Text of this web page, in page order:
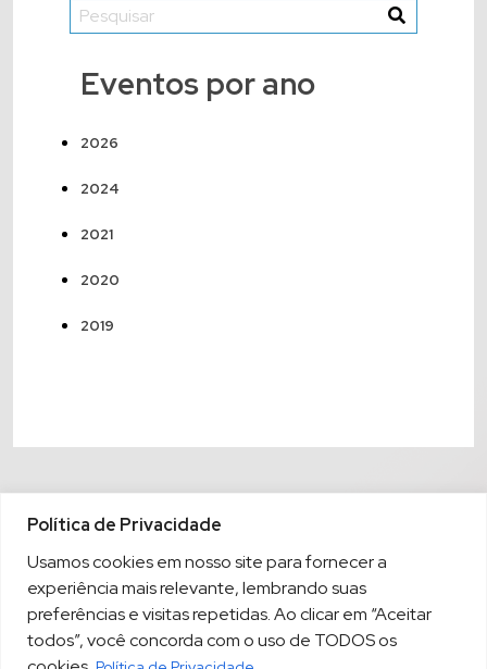
Política de Privacidade
Usamos cookies em nosso site para fornecer a
experiência mais relevante, lembrando suas
preferências e visitas repetidas. Ao clicar em “Aceitar
todos”, você concorda com o uso de TODOS os
Eventos por ano
2026
2024
2021
2020
2019